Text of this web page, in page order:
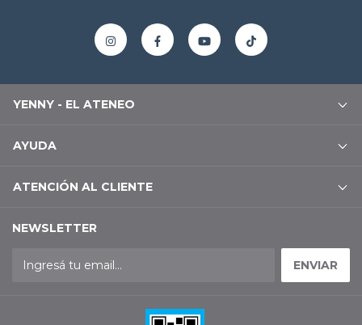
YENNY - EL ATENEO
AYUDA
ATENCIÓN AL CLIENTE
NEWSLETTER